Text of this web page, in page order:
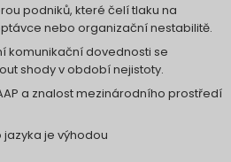
podniků, které čelí tlaku na
nebo organizační nestabilitě.
komunikační dovednosti se
shody v období nejistoty.
a znalost mezinárodního prostředí
je výhodou